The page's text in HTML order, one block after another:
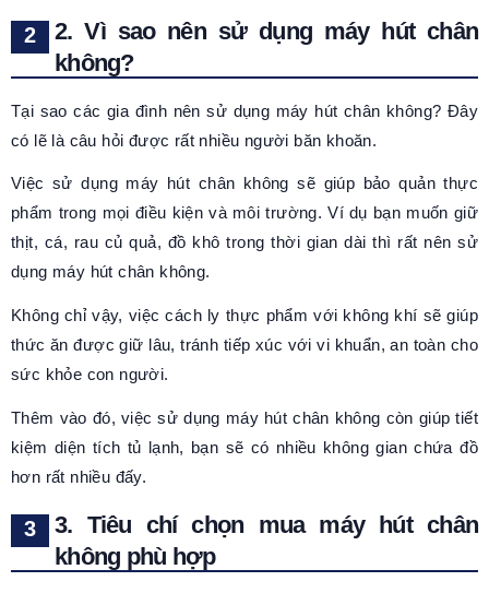
2. Vì sao nên sử dụng máy hút chân
không?
Tại sao các gia đình nên sử dụng máy hút chân không? Đây
có lẽ là câu hỏi được rất nhiều người băn khoăn.
Việc sử dụng máy hút chân không sẽ giúp bảo quản thực
phẩm trong mọi điều kiện và môi trường. Ví dụ bạn muốn giữ
thịt, cá, rau củ quả, đồ khô trong thời gian dài thì rất nên sử
dụng máy hút chân không.
Không chỉ vậy, việc cách ly thực phẩm với không khí sẽ giúp
thức ăn được giữ lâu, tránh tiếp xúc với vi khuẩn, an toàn cho
sức khỏe con người.
Thêm vào đó, việc sử dụng máy hút chân không còn giúp tiết
kiệm diện tích tủ lạnh, bạn sẽ có nhiều không gian chứa đồ
hơn rất nhiều đấy.
3. Tiêu chí chọn mua máy hút chân
không phù hợp